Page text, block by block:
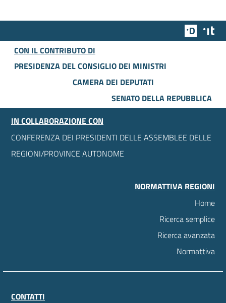
Team
CON IL CONTRIBUTO DI
PRESIDENZA DEL CONSIGLIO DEI MINISTRI
CAMERA DEI DEPUTATI
SENATO DELLA REPUBBLICA
IN COLLABORAZIONE CON
CONFERENZA DEI PRESIDENTI DELLE ASSEMBLEE DELLE
REGIONI/PROVINCE AUTONOME
NORMATTIVA REGIONI
Home
Ricerca semplice
Ricerca avanzata
Normattiva
CONTATTI